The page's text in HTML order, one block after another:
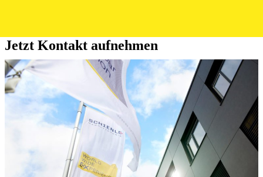
Jetzt Kontakt aufnehmen